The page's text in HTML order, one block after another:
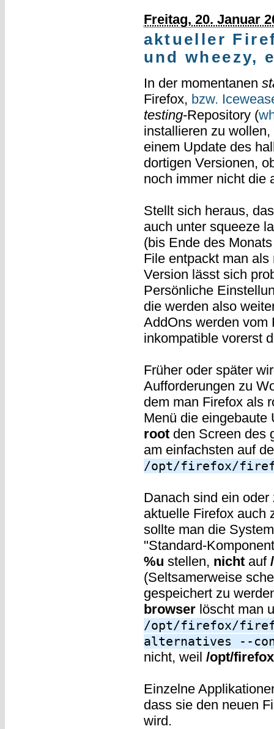
Freitag, 20. Januar
aktueller
und wheezy,
In der momentanen
Firefox, bzw.
testing-Repository (
installieren zu
einem Update des
dortigen Versionen,
noch immer nicht die
Stellt sich heraus,
auch unter squeeze
(bis Ende des
File entpackt man
Version lässt sich
Persönliche
die werden also
AddOns werden vom
inkompatible vorerst
Früher oder später
Aufforderungen zu
dem man Firefox als
Menü die eingebaute
rootden Screen des
am einfachsten auf
/opt/firefox/
Danach sind ein
aktuelle Firefox auch
sollte man die
"Standard-
%u stellen, nichtauf
(Seltsamerweise
gespeichert zu
browserlöscht man
/opt/firefox/
alternatives --
nicht, weil /opt/
Einzelne
dass sie den neuen
wird.